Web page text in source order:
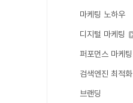
마케팅 노하우
디지털 마케팅
퍼포먼스 마케팅
검색엔진 최적화
브랜딩